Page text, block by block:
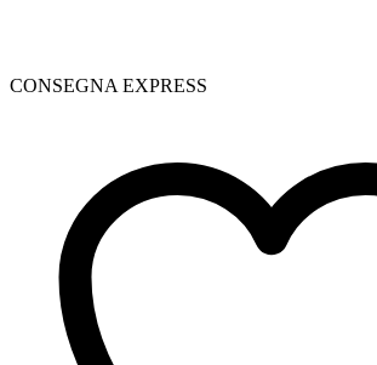
CONSEGNA EXPRESS